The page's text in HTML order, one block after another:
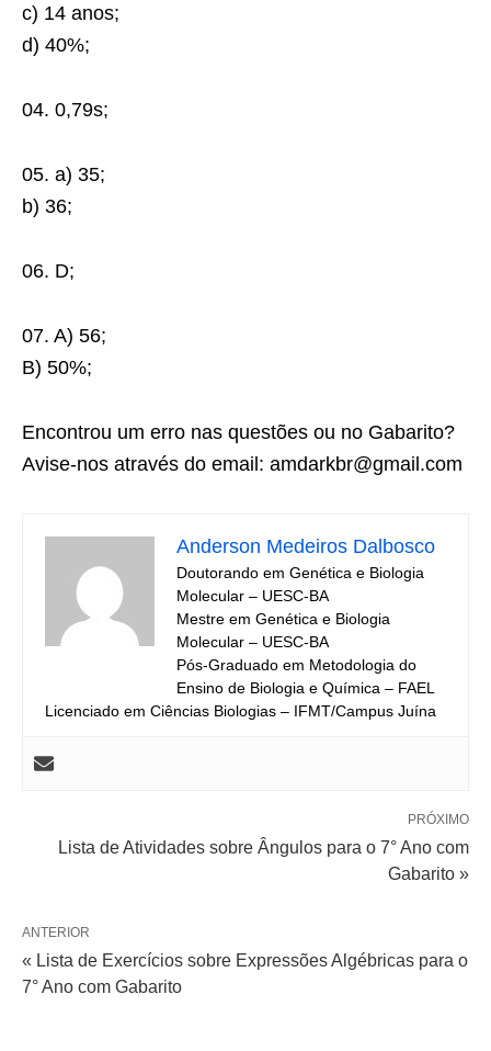
c) 14 anos;
d) 40%;
04. 0,79s;
05. a) 35;
b) 36;
06. D;
07. A) 56;
B) 50%;
Encontrou um erro nas questões ou no Gabarito?
Avise-nos através do email: amdarkbr@gmail.com
Anderson Medeiros Dalbosco
Doutorando em Genética e Biologia
Molecular – UESC-BA
Mestre em Genética e Biologia
Molecular – UESC-BA
Pós-Graduado em Metodologia do
Ensino de Biologia e Química – FAEL
Licenciado em Ciências Biologias – IFMT/Campus Juína
PRÓXIMO
Lista de Atividades sobre Ângulos para o 7° Ano com
Gabarito »
ANTERIOR
« Lista de Exercícios sobre Expressões Algébricas para o
7° Ano com Gabarito